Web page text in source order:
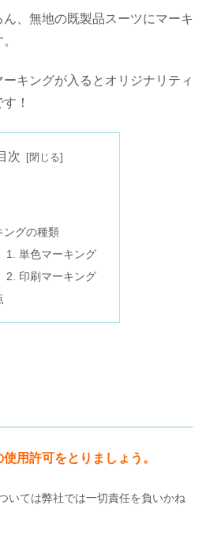
、無地の既製品スーツにマーキ
キングが入るとオリジナリティ
！
次
ングの種類
単色マーキング
印刷マーキング
用許可をとりましょう。
いては弊社では一切責任を負いかね